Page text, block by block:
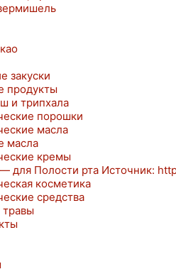
закуски
продукты
и трипхала
порошки
масла
масла
кремы
для Полости рта Источник:
косметика
средства